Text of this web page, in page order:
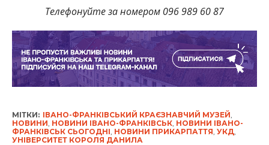
Телефонуйте за номером 096 989 60 87
МІТКИ: ІВАНО-ФРАНКІВСЬКИЙ КРАЄЗНАВЧИЙ МУЗЕЙ
НОВИНИ НОВИНИ ІВАНО-ФРАНКІВСЬК, НОВИНИ ІВАНО-
ФРАНКІВСЬК СЬОГОДНІ НОВИНИ ПРИКАРПАТТЯ УКД,
УНІВЕРСИТЕТ КОРОЛЯ ДАНИЛА